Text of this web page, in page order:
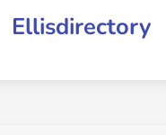
Ellisdirectory